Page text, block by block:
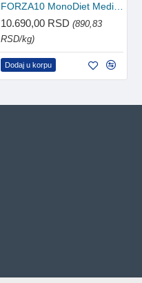
10.690,00 RSD (890,83
RSD/kg)
Dodaj u korpu